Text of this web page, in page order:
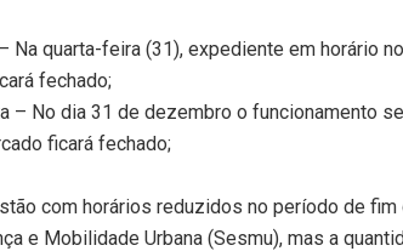
Na quarta-feira (31), expediente em horário
fechado;
– No dia 31 de dezembro o funcionamento
ficará fechado;
com horários reduzidos no período de fim
e Mobilidade Urbana (Sesmu), mas a